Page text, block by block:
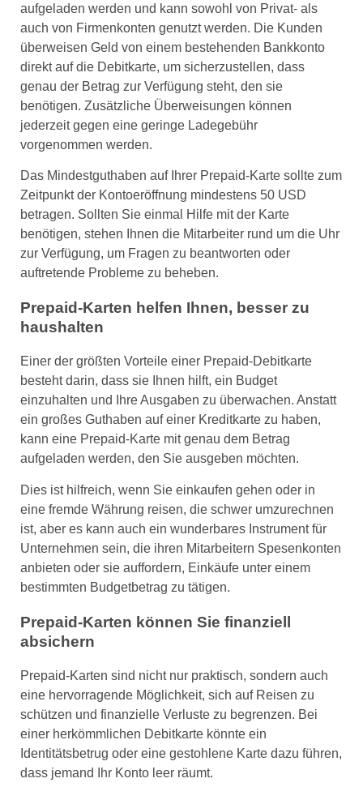
aufgeladen werden und kann sowohl von Privat- als
auch von Firmenkonten genutzt werden. Die Kunden
überweisen Geld von einem bestehenden Bankkonto
direkt auf die Debitkarte, um sicherzustellen, dass
genau der Betrag zur Verfügung steht, den sie
benötigen. Zusätzliche Überweisungen können
jederzeit gegen eine geringe Ladegebühr
vorgenommen werden.
Das Mindestguthaben auf Ihrer Prepaid-Karte sollte zum
Zeitpunkt der Kontoeröffnung mindestens 50 USD
betragen. Sollten Sie einmal Hilfe mit der Karte
benötigen, stehen Ihnen die Mitarbeiter rund um die Uhr
zur Verfügung, um Fragen zu beantworten oder
auftretende Probleme zu beheben.
Prepaid-Karten helfen Ihnen, besser zu
haushalten
Einer der größten Vorteile einer Prepaid-Debitkarte
besteht darin, dass sie Ihnen hilft, ein Budget
einzuhalten und Ihre Ausgaben zu überwachen. Anstatt
ein großes Guthaben auf einer Kreditkarte zu haben,
kann eine Prepaid-Karte mit genau dem Betrag
aufgeladen werden, den Sie ausgeben möchten.
Dies ist hilfreich, wenn Sie einkaufen gehen oder in
eine fremde Währung reisen, die schwer umzurechnen
ist, aber es kann auch ein wunderbares Instrument für
Unternehmen sein, die ihren Mitarbeitern Spesenkonten
anbieten oder sie auffordern, Einkäufe unter einem
bestimmten Budgetbetrag zu tätigen.
Prepaid-Karten können Sie finanziell
absichern
Prepaid-Karten sind nicht nur praktisch, sondern auch
eine hervorragende Möglichkeit, sich auf Reisen zu
schützen und finanzielle Verluste zu begrenzen. Bei
einer herkömmlichen Debitkarte könnte ein
Identitätsbetrug oder eine gestohlene Karte dazu führen,
dass jemand Ihr Konto leer räumt.